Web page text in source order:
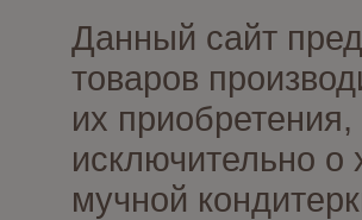
Данный сайт
товаров
их
исключительно о
мучной